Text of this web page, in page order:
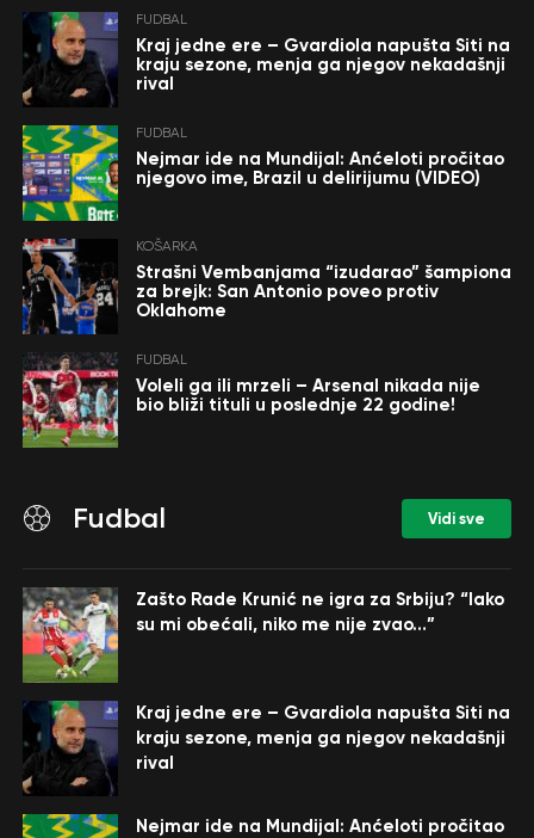
FUDBAL
Kraj jedne ere – Gvardiola napušta Siti na
kraju sezone, menja ga njegov nekadašnji
rival
FUDBAL
Nejmar ide na Mundijal: Anćeloti pročitao
njegovo ime, Brazil u delirijumu (VIDEO)
KOŠARKA
Strašni Vembanjama “izudarao” šampiona
za brejk: San Antonio poveo protiv
Oklahome
FUDBAL
Voleli ga ili mrzeli – Arsenal nikada nije
bio bliži tituli u poslednje 22 godine!
Fudbal Vidi sve
Zašto Rade Krunić ne igra za Srbiju? “Iako
su mi obećali, niko me nije zvao…”
Kraj jedne ere – Gvardiola napušta Siti na
kraju sezone, menja ga njegov nekadašnji
rival
Nejmar ide na Mundijal: Anćeloti pročitao